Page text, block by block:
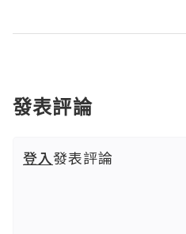
發表評論
登入發表評論